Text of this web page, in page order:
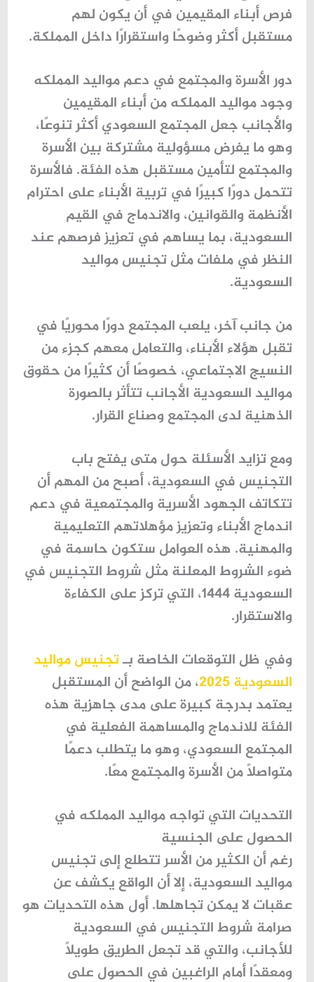
فرص أبناء المقيمين في أن يكون لهم
مستقبل أكثر وضوحًا واستقرارًا داخل المملكة.
دور الأسرة والمجتمع في دعم مواليد المملكه
وجودمواليد المملكهمن أبناء المقيمين
والأجانب جعل المجتمع السعودي أكثر تنوعًا،
وهو ما يفرض مسؤولية مشتركة بين الأسرة
والمجتمع لتأمين مستقبل هذه الفئة. فالأسرة
تتحمل دورًا كبيرًا في تربية الأبناء على احترام
الأنظمة والقوانين، والاندماج في القيم
السعودية، بما يساهم في تعزيز فرصهم عند
النظر في ملفات مثلتجنيس مواليد
السعودية.
من جانب آخر، يلعب المجتمع دورًا محوريًا في
تقبل هؤلاء الأبناء، والتعامل معهم كجزء من
النسيج الاجتماعي، خصوصًا أن كثيرًا من حقوق
مواليد السعودية الأجانب تتأثر بالصورة
الذهنية لدى المجتمع وصناع القرار.
ومع تزايد الأسئلة حول متى يفتح باب
التجنيس في السعودية، أصبح من المهم أن
تتكاتف الجهود الأسرية والمجتمعية في دعم
اندماج الأبناء وتعزيز مؤهلاتهم التعليمية
والمهنية. هذه العوامل ستكون حاسمة في
ضوء الشروط المعلنة مثل شروط التجنيس في
السعودية 1444، التي تركز على الكفاءة
والاستقرار.
وفي ظل التوقعات الخاصة بـتجنيس مواليد
السعودية 2025
، من الواضح أن المستقبل
يعتمد بدرجة كبيرة على مدى جاهزية هذه
الفئة للاندماج والمساهمة الفعلية في
المجتمع السعودي، وهو ما يتطلب دعمًا
متواصلًا من الأسرة والمجتمع معًا.
التحديات التي تواجه مواليد المملكه في
الحصول على الجنسية
رغم أن الكثير من الأسر تتطلع إلىتجنيس
مواليد السعودية، إلا أن الواقع يكشف عن
عقبات لا يمكن تجاهلها. أول هذه التحديات هو
صرامة شروط التجنيس في السعودية
للأجانب، والتي قد تجعل الطريق طويلًا
ومعقدًا أمام الراغبين في الحصول على